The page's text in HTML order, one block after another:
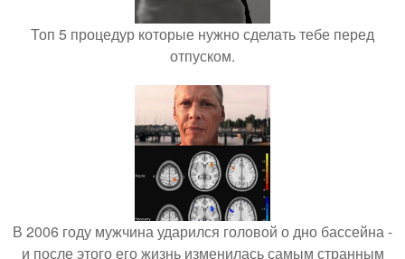
Топ 5 процедур которые нужно сделать тебе перед
отпуском.
В 2006 году мужчина ударился головой о дно бассейна -
и после этого его жизнь изменилась самым странным